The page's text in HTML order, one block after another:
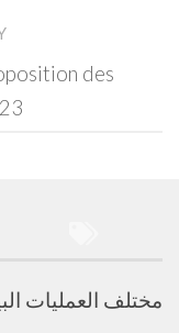
des
مختلف العمليات